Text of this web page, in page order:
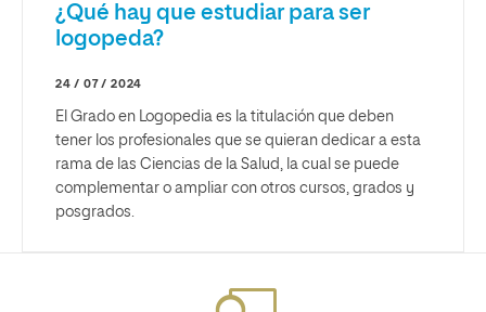
¿Qué hay que estudiar para ser
logopeda?
24 / 07 / 2024
El Grado en Logopedia es la titulación que deben
tener los profesionales que se quieran dedicar a esta
rama de las Ciencias de la Salud, la cual se puede
complementar o ampliar con otros cursos, grados y
posgrados.